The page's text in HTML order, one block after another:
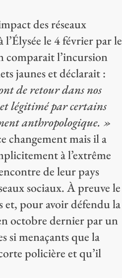
des réseaux
l’Élysée le 4 février par le
l’incursion
jaunes et déclarait :
de retour dans nos
et légitimé par certains
anthropologique. »
changement mais il a
à l’extrême
de leur pays
sociaux. À preuve le
et, pour avoir défendu la
octobre dernier par un
si menaçants que la
policière et qu’il